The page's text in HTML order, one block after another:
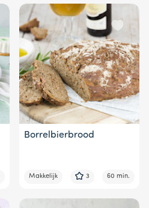
Borrelbierbrood
Makkelijk 3 60 min.